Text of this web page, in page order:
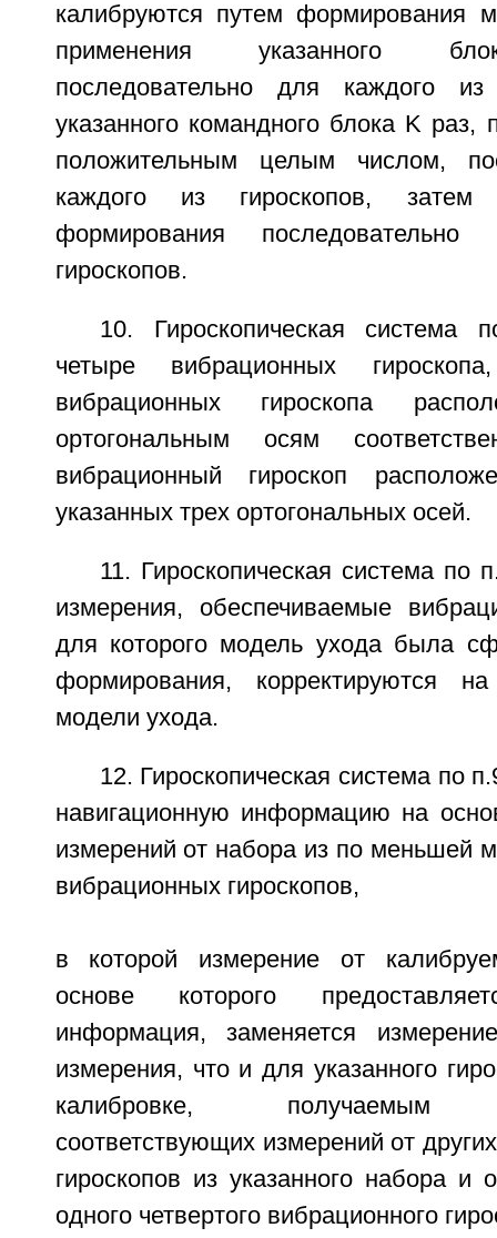
калибруются путем формирования
применения указанного
последовательно для каждого из
указанного командного блока K раз,
положительным целым числом,
каждого из гироскопов, затем
формирования
гироскопов.
10. Гироскопическая система
четыре вибрационных
вибрационных гироскопа
ортогональным осям
вибрационный гироскоп
указанных трех ортогональных осей.
11. Гироскопическая система по
измерения, обеспечиваемые
для которого модель ухода была
формирования, корректируются
модели ухода.
12. Гироскопическая система по
навигационную информацию на
измерений от набора из по меньшей
вибрационных гироскопов,
в которой измерение от
основе которого
информация, заменяется
измерения, что и для указанного
калибровке, получаемым
соответствующих измерений от
гироскопов из указанного набора
одного четвертого вибрационного